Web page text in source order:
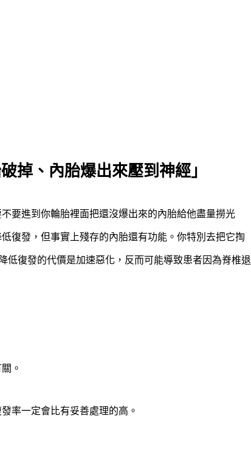
掉、內胎爆出來壓到神經」
要進到你輪胎裡面把還沒爆出來的內胎給他盡量撈光
復發，但事實上殘存的內胎還有功能。你特別去把它掏
低復發的代價是加速惡化，反而可能導致患者因為脊椎退
。
率一定會比有妥善處理的高。